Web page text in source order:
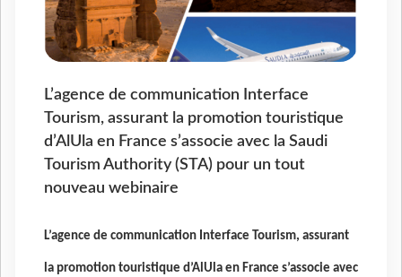
L’agence de communication Interface
Tourism, assurant la promotion touristique
d’AlUla en France s’associe avec la Saudi
Tourism Authority (STA) pour un tout
nouveau webinaire
L’agence de communication Interface Tourism, assurant
la promotion touristique d’AlUla en France s’associe avec